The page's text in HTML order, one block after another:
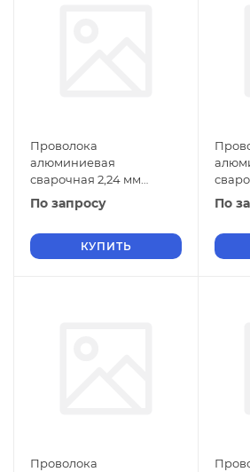
Проволока
алюминиевая
сварочная 2,24 мм
СвАМг3М ГОСТ 7871-2019
По запросу
КУПИТЬ
По
Проволока